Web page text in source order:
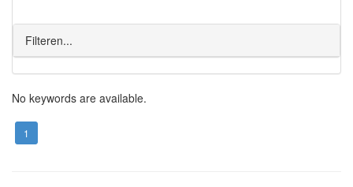
Filteren...
No keywords are available.
1